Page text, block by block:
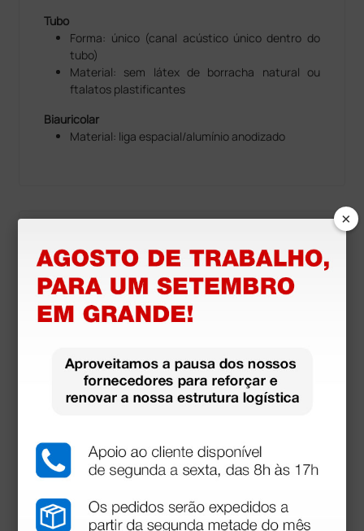
Tubo
Forma: único (canal acústico único dentro do
tubo)
Material: sem látex de borracha natural ou
ftalatos plastificantes
Biauricolar
Material: liga espacial/alumínio anodizado
Recursos para
download
Manual utilizador
Declaração de conformidade
Acessórios
mais opções
×